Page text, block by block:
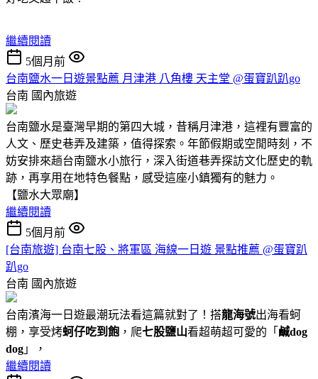
繼續閱讀
5個月前
台南鹽水一日遊景點薦 月津港 八角樓 天主堂 @蛋寶趴趴go
台南 國內旅遊
台南鹽水是臺灣早期的第四大城，昔稱月津港，這裡有豐富的
人文、歷史巷弄及建築，值得探索。年節假期或空閒時刻，不
妨安排來趟台南鹽水小旅行，深入街道巷弄探訪文化歷史的軌
跡，再享用在地特色餐點，感受這座小鎮獨有的魅力。
【鹽水大眾廟】
繼續閱讀
5個月前
[台南旅遊] 台南七股、將軍區 海線一日遊 景點推薦 @蛋寶趴
趴go
台南 國內旅遊
台南濱海一日遊最潮玩法看這篇就對了！搭龍海號出海看蚵
棚，享受烤蚵仔吃到飽 ，爬七股鹽山看超萌超可愛的「 鹹dog
dog 」，
繼續閱讀